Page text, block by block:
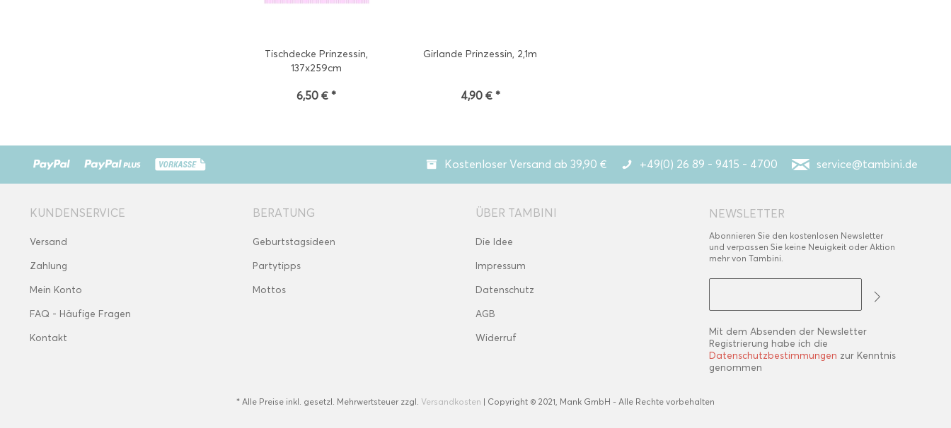
Tischdecke Prinzessin,
137x259cm
6,50 € *
Girlande Prinzessin, 2,1m
4,90 € *
Kostenloser Versand ab 39,90 € +49(0) 26 89 - 9415 - 4700 service@tambini.de
KUNDENSERVICE
Versand
Zahlung
Mein Konto
FAQ - Häufige Fragen
Kontakt
BERATUNG
Geburtstagsideen
Partytipps
Mottos
ÜBER TAMBINI
Die Idee
Impressum
Datenschutz
AGB
Widerruf
NEWSLETTER
Abonnieren Sie den kostenlosen Newsletter
und verpassen Sie keine Neuigkeit oder Aktion
mehr von Tambini.
Mit dem Absenden der Newsletter
Registrierung habe ich die
Datenschutzbestimmungen zur Kenntnis
genommen
* Alle Preise inkl. gesetzl. Mehrwertsteuer zzgl. Versandkosten | Copyright © 2021, Mank GmbH - Alle Rechte vorbehalten